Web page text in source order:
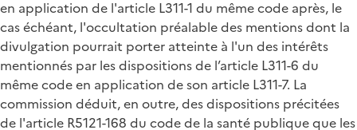
en application de l'article L311-1 du même code après, le
cas échéant, l'occultation préalable des mentions dont la
divulgation pourrait porter atteinte à l'un des intérêts
mentionnés par les dispositions de l’article L311-6 du
même code en application de son article L311-7. La
commission déduit, en outre, des dispositions précitées
de l'article R5121-168 du code de la santé publique que les